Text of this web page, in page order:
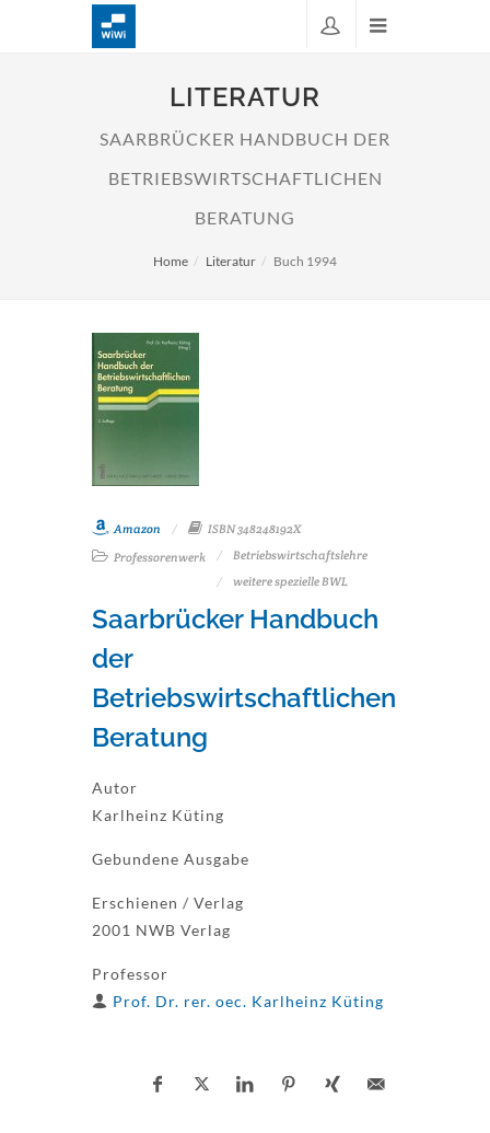
LITERATUR
SAARBRÜCKER HANDBUCH DER
BETRIEBSWIRTSCHAFTLICHEN
BERATUNG
Home Literatur Buch 1994
Amazon
ISBN 348248192X
Professorenwerk
Betriebswirtschaftslehre
weitere spezielle BWL
Saarbrücker Handbuch
der
Betriebswirtschaftlichen
Beratung
Autor
Karlheinz Küting
Gebundene Ausgabe
Erschienen / Verlag
2001 NWB Verlag
Professor
Prof. Dr. rer. oec. Karlheinz Küting